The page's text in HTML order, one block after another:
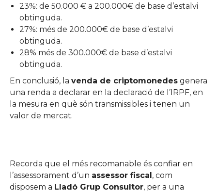
23%: de 50.000 € a 200.000€ de base d’estalvi
obtinguda.
27%: més de 200.000€ de base d’estalvi
obtinguda.
28% més de 300.000€ de base d’estalvi
obtinguda.
En conclusió, la venda de criptomonedes genera
una renda a declarar en la declaració de l’IRPF, en
la mesura en què són transmissibles i tenen un
valor de mercat.
Recorda que el més recomanable és confiar en
l’assessorament d’un assessor fiscal , com
disposem a Lladó Grup Consultor, per a una